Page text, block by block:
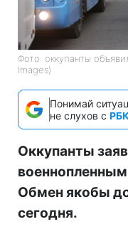
Фото: оккупанты
Images)
Понимай
не слухов с
Оккупанты
Обмен якобы
сегодня.